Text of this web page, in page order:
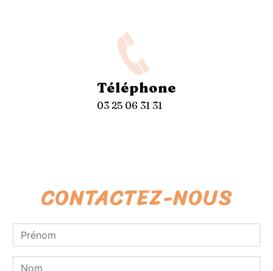
Téléphone
03 25 06 31 31
CONTACTEZ-NOUS